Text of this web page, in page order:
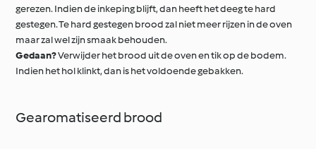
gerezen. Indien de inkeping blijft, dan heeft het deeg te hard
gestegen. Te hard gestegen brood zal niet meer rijzen in de oven
maar zal wel zijn smaak behouden.
Gedaan?Verwijder het brood uit de oven en tik op de bodem.
Indien het hol klinkt, dan is het voldoende gebakken.
Gearomatiseerd brood